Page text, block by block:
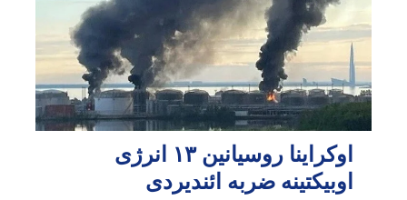
اوکراینا روسیانین ۱۳ انرژی
اوبیکتینه ضربه ائندیردی